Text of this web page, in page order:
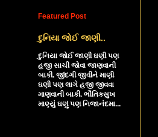
Featured Post
દુનિયા જોઈ જાણી..
દુનિયા જોઈ જાણી ઘણી પણ
હજી સાચી જોવા જાણવાની
બાકી. જીંદગી જીવીને માણી
ઘણી પણ લાગે હજી જીવવા
માણવાની બાકી. ભૌતિકસુખ
માણ્યું ઘણું પણ નિજાનંદમા...